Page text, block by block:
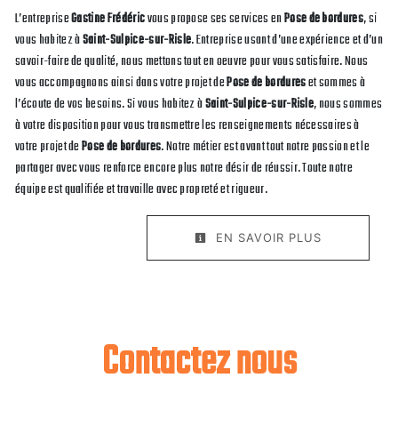
L’entrepriseGastine Frédéricvous propose ses services enPose de bordures, si
vous habitez àSaint-Sulpice-sur-Risle. Entreprise usant d’une expérience et d’un
savoir-faire de qualité, nous mettons tout en oeuvre pour vous satisfaire. Nous
vous accompagnons ainsi dans votre projet dePose de bordureset sommes à
l’écoute de vos besoins. Si vous habitez àSaint-Sulpice-sur-Risle, nous sommes
à votre disposition pour vous transmettre les renseignements nécessaires à
votre projet dePose de bordures. Notre métier est avant tout notre passion et le
partager avec vous renforce encore plus notre désir de réussir. Toute notre
équipe est qualifiée et travaille avec propreté et rigueur.
EN SAVOIR PLUS
Contactez nous